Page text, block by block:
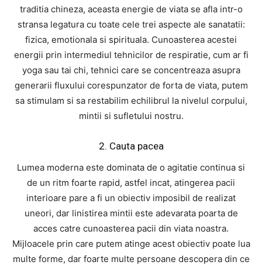
traditia chineza, aceasta energie de viata se afla intr-o
stransa legatura cu toate cele trei aspecte ale sanatatii:
fizica, emotionala si spirituala. Cunoasterea acestei
energii prin intermediul tehnicilor de respiratie, cum ar fi
yoga sau tai chi, tehnici care se concentreaza asupra
generarii fluxului corespunzator de forta de viata, putem
sa stimulam si sa restabilim echilibrul la nivelul corpului,
mintii si sufletului nostru.
2. Cauta pacea
Lumea moderna este dominata de o agitatie continua si
de un ritm foarte rapid, astfel incat, atingerea pacii
interioare pare a fi un obiectiv imposibil de realizat
uneori, dar linistirea mintii este adevarata poarta de
acces catre cunoasterea pacii din viata noastra.
Mijloacele prin care putem atinge acest obiectiv poate lua
multe forme, dar foarte multe persoane descopera din ce